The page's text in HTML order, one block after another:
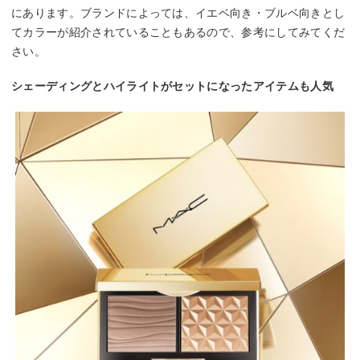
にあります。ブランドによっては、イエベ向き・ブルベ向きとし
てカラーが紹介されていることもあるので、参考にしてみてくだ
さい。
シェーディングとハイライトがセットになったアイテムも人気